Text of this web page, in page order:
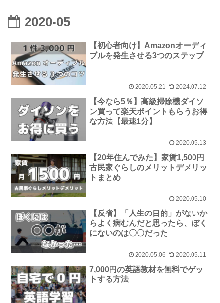
2020-05
【初心者向け】Amazonオーディ
ブルを発生させる3つのステップ
2020.05.21 2024.07.12
【今なら5％】高級掃除機ダイソ
ン買って楽天ポイントもらうお得
な方法【最速1分】
2020.05.13
【20年住んでみた】家賃1,500円
古民家ぐらしのメリットデメリッ
トまとめ
2020.05.10
【反省】「人生の目的」がないか
らよく病むんだと思ったら、ぼく
にないのは〇〇だった
2020.05.06 2020.05.11
7,000円の英語教材を無料でゲッ
トする方法